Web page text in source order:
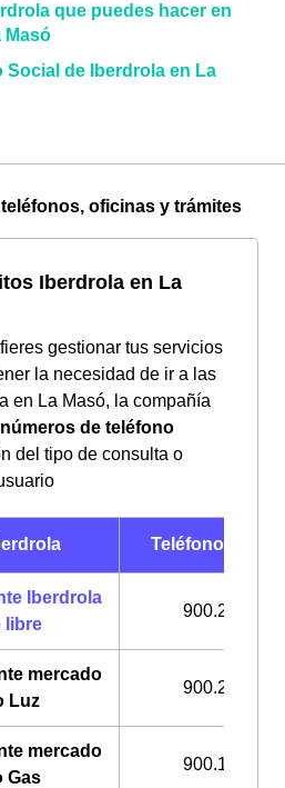
que puedes hacer en
Masó
de Iberdrola en La
teléfonos, oficinas y trámites
Iberdrola en La
gestionar tus servicios
la necesidad de ir a las
en La Masó, la compañía
de teléfono
del tipo de consulta o
Teléfonos
Iberdrola
libre
900.225.235
mercado
Luz
900.200.708
mercado
Gas
900.100.309